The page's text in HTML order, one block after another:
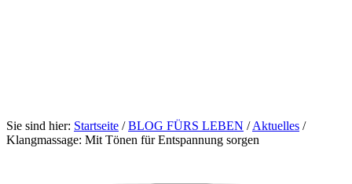
Sie sind hier: Startseite /BLOG FÜRS LEBEN /Aktuelles /
Klangmassage: Mit Tönen für Entspannung sorgen